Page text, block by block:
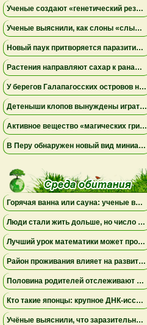
Ученые создают «генетический резерв» коал, замораживая яйцеклетки и сперматозоиды
Ученые выяснили, как слоны «слышат» шаги и передают сообщения через землю
Новый паук притворяется паразитическим грибом
Растения направляют сахар к ранам, чтобы быстрее восстановиться
У берегов Галапагосских островов нашли крошечного синего осьминога нового вида
Детеныши клопов вынуждены играть в «рулетку», чтобы вовремя найти бактерий-партнеров для выживания
Активное вещество «магических грибов» сделало рыб менее агрессивными и менее активными
В Перу обнаружен новый вид миниатюрной сумчатой лягушки, вынашивающей потомство на спине
Горячая ванна или сауна: ученые выяснили, какой способ прогревания полезнее для организма
Люди стали жить дольше, но число лет, проведённых с болезнями, продолжает расти
Лучший урок математики может проходить дома
Район проживания влияет на развитие мозга ребенка
Половина родителей отслеживают местоположение взрослых детей, но это не всегда приносит спокойствие
Кто такие японцы: крупное ДНК-исследование меняет представления о происхождении народа
Учёные выяснили, что заразительное зевание может начинаться ещё до рождения